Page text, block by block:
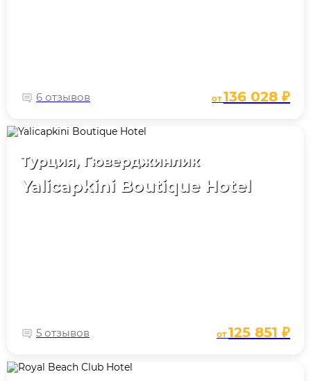
6 отзывов от136 028 ₽
Турция, Гюверджинлик
Yalicapkini Boutique Hotel
5 отзывов от125 851 ₽